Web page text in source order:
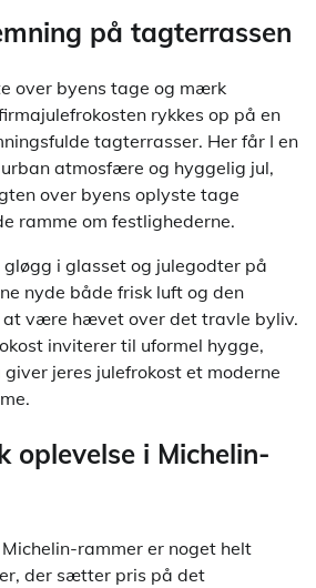
på tagterrassen
over byens tage og mærk
rykkes op på en
tagterrasser. Her får I en
atmosfære og hyggelig jul,
over byens oplyste tage
ramme om festlighederne.
i glasset og julegodter på
nyde både frisk luft og den
at være hævet over det travle byliv.
inviterer til uformel hygge,
jeres julefrokost et moderne
oplevelse i Michelin-
rammer er noget helt
der sætter pris på det